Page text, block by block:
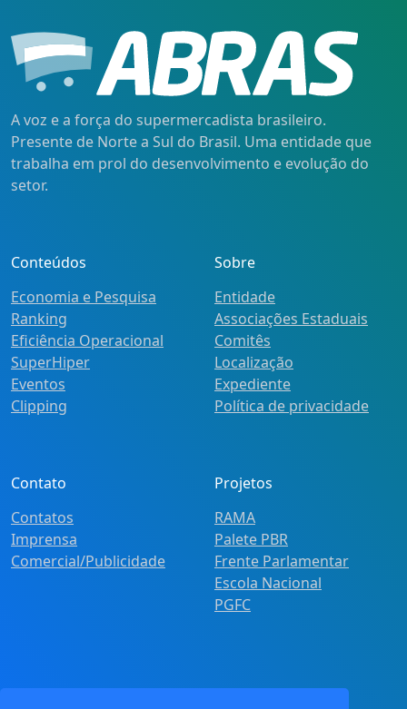
A voz e a força do supermercadista brasileiro.
Presente de Norte a Sul do Brasil. Uma entidade que
trabalha em prol do desenvolvimento e evolução do
setor.
Conteúdos
Economia e Pesquisa
Ranking
Eficiência Operacional
SuperHiper
Eventos
Clipping
Sobre
Entidade
Associações Estaduais
Comitês
Localização
Expediente
Política de privacidade
Contato
Contatos
Imprensa
Comercial/Publicidade
Projetos
RAMA
Palete PBR
Frente Parlamentar
Escola Nacional
PGFC